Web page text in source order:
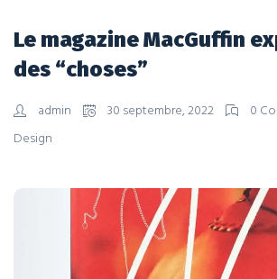
Le magazine MacGuffin
des “choses”
admin 30 septembre, 2022
0
Design